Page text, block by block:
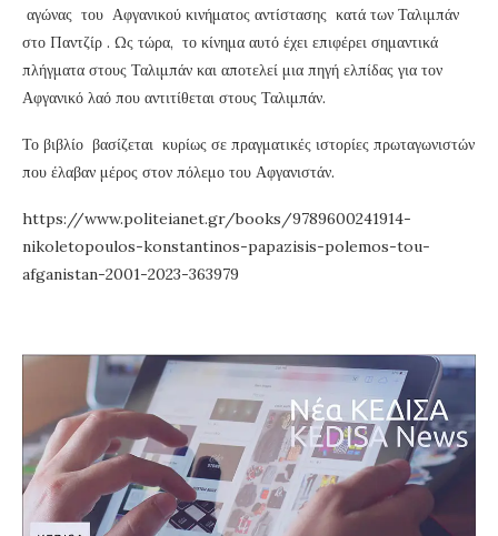
αγώνας του Αφγανικού κινήματος αντίστασης κατά των Ταλιμπάν
στο Παντζίρ . Ως τώρα, το κίνημα αυτό έχει επιφέρει σημαντικά
πλήγματα στους Ταλιμπάν και αποτελεί μια πηγή ελπίδας για τον
Αφγανικό λαό που αντιτίθεται στους Ταλιμπάν.
Το βιβλίο βασίζεται κυρίως σε πραγματικές ιστορίες πρωταγωνιστών
που έλαβαν μέρος στον πόλεμο του Αφγανιστάν.
https://www.politeianet.gr/books/9789600241914-
nikoletopoulos-konstantinos-papazisis-polemos-tou-
afganistan-2001-2023-363979